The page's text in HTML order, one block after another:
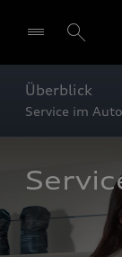
Überblick
Service im